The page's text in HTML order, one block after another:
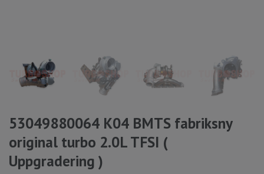
53049880064 K04 BMTS fabriksny
original turbo 2.0L TFSI (
Uppgradering )